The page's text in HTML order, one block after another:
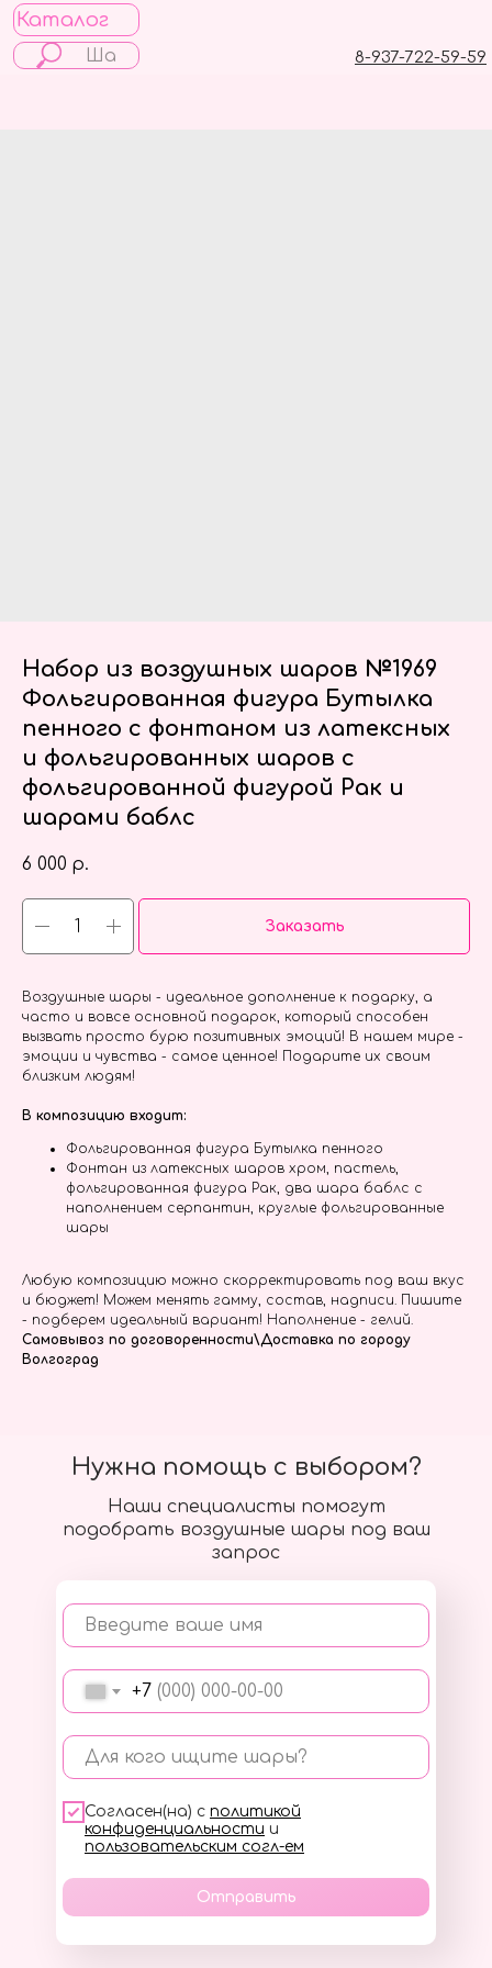
Каталог
8-937-722-59-59
Набор из воздушных шаров №1969
Фольгированная фигура Бутылка
пенного с фонтаном из латексных
и фольгированных шаров с
фольгированной фигурой Рак и
шарами баблс
6 000 р.
Заказать
Воздушные шары - идеальное дополнение к подарку, а
часто и вовсе основной подарок, который способен
вызвать просто бурю позитивных эмоций! В нашем мире -
эмоции и чувства - самое ценное! Подарите их своим
близким людям!
В композицию входит:
Фольгированная фигура Бутылка пенного
Фонтан из латексных шаров хром, пастель,
фольгированная фигура Рак, два шара баблс с
наполнением серпантин, круглые фольгированные
шары
Любую композицию можно скорректировать под ваш вкус
и бюджет! Можем менять гамму, состав, надписи. Пишите
- подберем идеальный вариант! Наполнение - гелий.
Самовывоз по договоренности\Доставка по городу
Волгоград
Наши специалисты помогут
подобрать воздушные шары под ваш
запрос
Введите ваше имя
+7
Для кого ищите шары?
Согласен(на) с политикой
конфиденциальности и
пользовательским согл-ем
Отправить
Нужна помощь с выбором?